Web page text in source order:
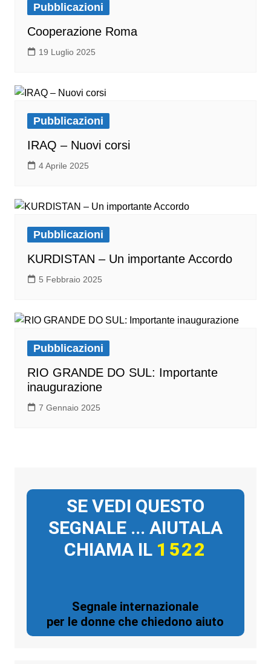
Pubblicazioni
Cooperazione Roma
19 Luglio 2025
Pubblicazioni
IRAQ – Nuovi corsi
4 Aprile 2025
Pubblicazioni
KURDISTAN – Un importante Accordo
5 Febbraio 2025
Pubblicazioni
RIO GRANDE DO SUL: Importante
inaugurazione
7 Gennaio 2025
SE VEDI QUESTO
SEGNALE ... AIUTALA
CHIAMA IL 1522
Segnale internazionale
per le donne che chiedono aiuto